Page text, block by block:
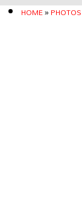
HOME»PHOTOS